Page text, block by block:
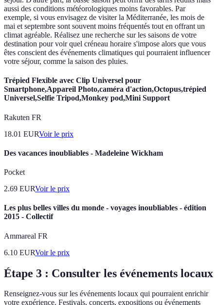
aussi des conditions météorologiques moins favorables. Par
exemple, si vous envisagez de visiter la Méditerranée, les mois de
mai et septembre sont souvent moins fréquentés tout en offrant un
climat agréable. Réalisez une recherche sur les saisons de votre
destination pour voir quel créneau horaire s'impose alors que vous
êtes conscient des événements climatiques qui pourraient influencer
votre séjour, comme la saison des pluies.
Trépied Flexible avec Clip Universel pour
Smartphone,Appareil Photo,caméra d'action,Octopus,trépied
Universel,Selfie Tripod,Monkey pod,Mini Support
Rakuten FR
18.01 EURVoir le prix
Des vacances inoubliables - Madeleine Wickham
Pocket
2.69 EURVoir le prix
Les plus belles villes du monde - voyages inoubliables - édition
2015 - Collectif
Ammareal FR
6.10 EURVoir le prix
Étape 3 : Consulter les événements locaux
Renseignez-vous sur les événements locaux qui pourraient enrichir
votre expérience. Festivals, concerts, expositions ou événements